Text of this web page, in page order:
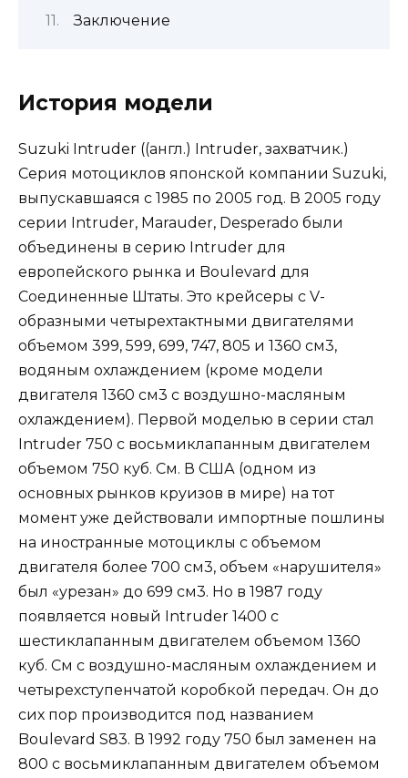
Заключение
История модели
Suzuki Intruder ((англ.) Intruder, захватчик.)
Серия мотоциклов японской компании Suzuki,
выпускавшаяся с 1985 по 2005 год. В 2005 году
серии Intruder, Marauder, Desperado были
объединены в серию Intruder для
европейского рынка и Boulevard для
Соединенные Штаты. Это крейсеры с V-
образными четырехтактными двигателями
объемом 399, 599, 699, 747, 805 и 1360 см3,
водяным охлаждением (кроме модели
двигателя 1360 см3 с воздушно-масляным
охлаждением). Первой моделью в серии стал
Intruder 750 с восьмиклапанным двигателем
объемом 750 куб. См. В США (одном из
основных рынков круизов в мире) на тот
момент уже действовали импортные пошлины
на иностранные мотоциклы с объемом
двигателя более 700 см3, объем «нарушителя»
был «урезан» до 699 см3. Но в 1987 году
появляется новый Intruder 1400 с
шестиклапанным двигателем объемом 1360
куб. См с воздушно-масляным охлаждением и
четырехступенчатой ​​коробкой передач. Он до
сих пор производится под названием
Boulevard S83. В 1992 году 750 был заменен на
800 с восьмиклапанным двигателем объемом